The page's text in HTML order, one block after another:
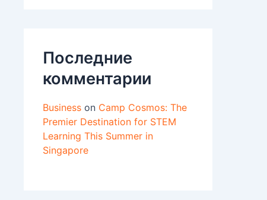
Последние
комментарии
Business on Camp Cosmos: The
Premier Destination for STEM
Learning This Summer in
Singapore